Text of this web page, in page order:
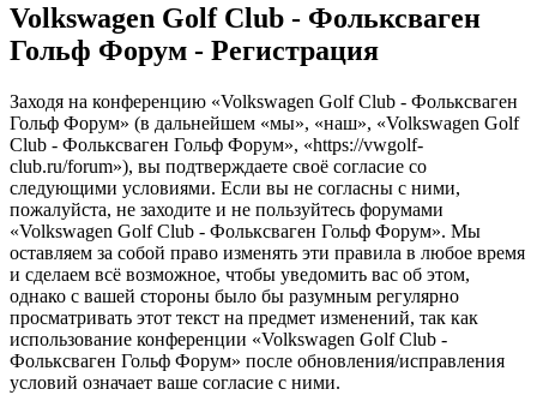
Volkswagen Golf Club - Фольксваген
Гольф Форум - Регистрация
Заходя на конференцию «Volkswagen Golf Club - Фольксваген
Гольф Форум» (в дальнейшем «мы», «наш», «Volkswagen Golf
Club - Фольксваген Гольф Форум», «https://vwgolf-
club.ru/forum»), вы подтверждаете своё согласие со
следующими условиями. Если вы не согласны с ними,
пожалуйста, не заходите и не пользуйтесь форумами
«Volkswagen Golf Club - Фольксваген Гольф Форум». Мы
оставляем за собой право изменять эти правила в любое время
и сделаем всё возможное, чтобы уведомить вас об этом,
однако с вашей стороны было бы разумным регулярно
просматривать этот текст на предмет изменений, так как
использование конференции «Volkswagen Golf Club -
Фольксваген Гольф Форум» после обновления/исправления
условий означает ваше согласие с ними.